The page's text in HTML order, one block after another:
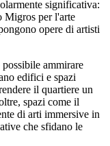
significativa:
Migros per l'arte
opere di artisti
ammirare
edifici e spazi
il quartiere un
spazi come il
di arti immersive in
che sfidano le